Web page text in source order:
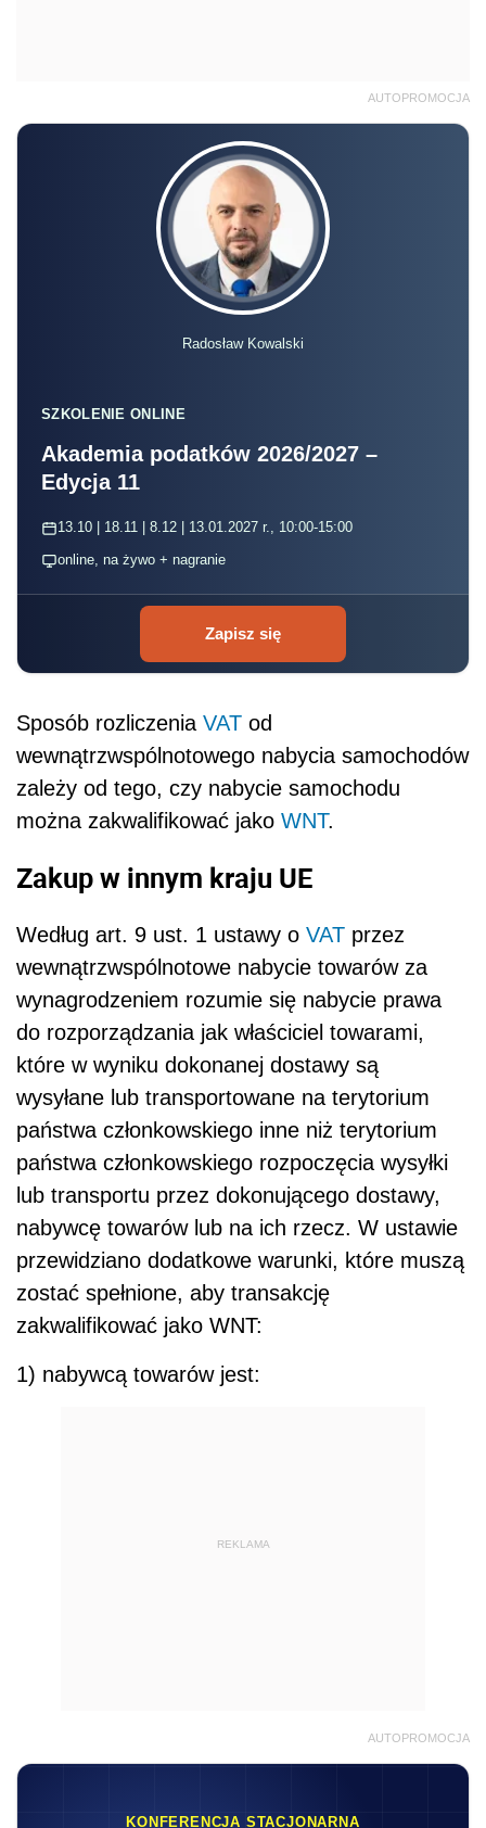
AUTOPROMOCJA
Radosław Kowalski
SZKOLENIE ONLINE
Akademia podatków 2026/2027 –
Edycja 11
13.10 | 18.11 | 8.12 | 13.01.2027 r., 10:00-15:00
online, na żywo + nagranie
Zapisz się
Sposób rozliczenia VAT od
wewnątrzwspólnotowego nabycia samochodów
zależy od tego, czy nabycie samochodu
można zakwalifikować jako WNT.
Zakup w innym kraju UE
Według art. 9 ust. 1 ustawy o VAT przez
wewnątrzwspólnotowe nabycie towarów za
wynagrodzeniem rozumie się nabycie prawa
do rozporządzania jak właściciel towarami,
które w wyniku dokonanej dostawy są
wysyłane lub transportowane na terytorium
państwa członkowskiego inne niż terytorium
państwa członkowskiego rozpoczęcia wysyłki
lub transportu przez dokonującego dostawy,
nabywcę towarów lub na ich rzecz. W ustawie
przewidziano dodatkowe warunki, które muszą
zostać spełnione, aby transakcję
zakwalifikować jako WNT:
1) nabywcą towarów jest:
REKLAMA
AUTOPROMOCJA
KONFERENCJA STACJONARNA